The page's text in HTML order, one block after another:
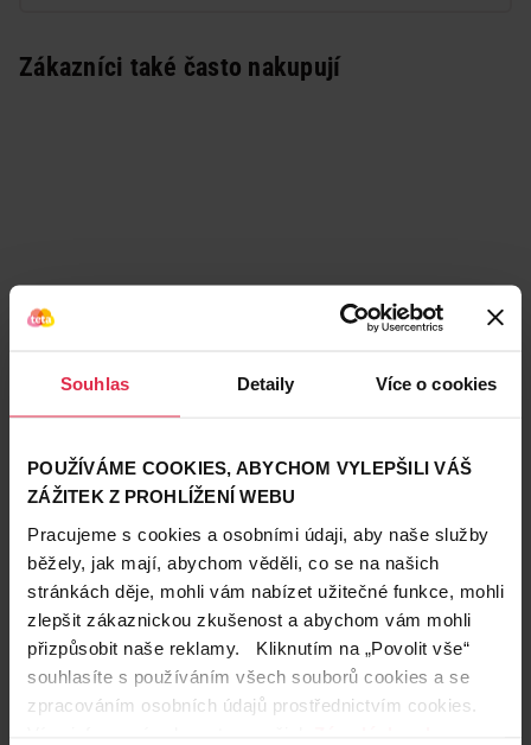
Souhlas Detaily Více o cookies
POUŽÍVÁME COOKIES, ABYCHOM VYLEPŠILI VÁŠ
ZÁŽITEK Z PROHLÍŽENÍ WEBU
Pracujeme s cookies a osobními údaji, aby naše služby
běžely, jak mají, abychom věděli, co se na našich
stránkách děje, mohli vám nabízet užitečné funkce, mohli
zlepšit zákaznickou zkušenost a abychom vám mohli
přizpůsobit naše reklamy. Kliknutím na „Povolit vše“
souhlasíte s používáním všech souborů cookies a se
zpracováním osobních údajů prostřednictvím cookies.
Zákazníci také často nakupují
Podobné produkty